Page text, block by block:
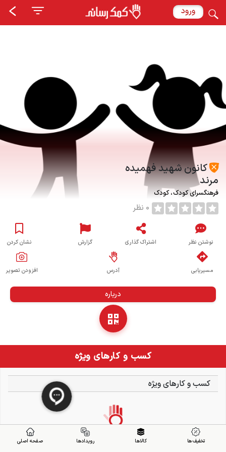
ورود
کانون شهید فهمیده
مرند
فرهنگسرای کودک کودک
0 نظر
نوشتن نظر اشتراک گذاری گزارش نشان کردن
مسیریابی آدرس افزودن تصویر
درباره
کسب و کارهای ویژه
کسب و کارهای ویژه
تخفیف ها کالاها رویدادها صفحه اصلی